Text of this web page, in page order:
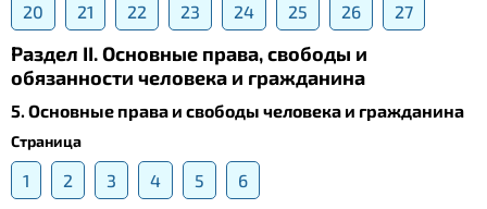
20 21 22 23 24 25 26 27
Раздел II. Основные права, свободы и
обязанности человека и гражданина
5. Основные права и свободы человека и гражданина
Страница
1 2 3 4 5
6